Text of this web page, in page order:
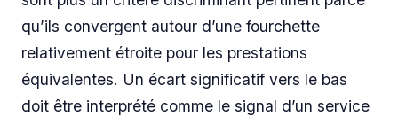
qu’ils convergent autour d’une fourchette
relativement étroite pour les prestations
équivalentes. Un écart significatif vers le bas
doit être interprété comme le signal d’un service